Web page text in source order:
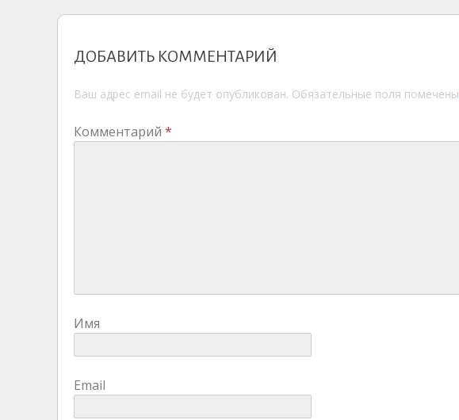
ДОБАВИТЬ КОММЕНТАРИЙ
Ваш адрес email не будет опубликован. Обязательные поля помечены
Комментарий *
Имя
Email